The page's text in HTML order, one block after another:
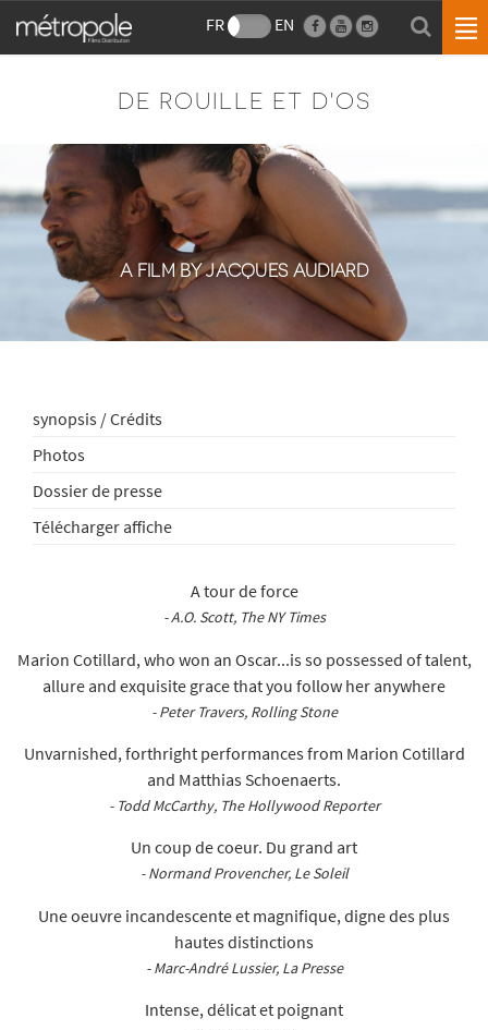
FR EN
DE ROUILLE ET D'OS
A FILM BY JACQUES AUDIARD
synopsis / Crédits
Photos
Dossier de presse
Télécharger affiche
A tour de force
- A.O. Scott, The NY Times
Marion Cotillard, who won an Oscar...is so possessed of talent,
allure and exquisite grace that you follow her anywhere
- Peter Travers, Rolling Stone
Unvarnished, forthright performances from Marion Cotillard
and Matthias Schoenaerts.
- Todd McCarthy, The Hollywood Reporter
Un coup de coeur. Du grand art
- Normand Provencher, Le Soleil
Une oeuvre incandescente et magnifique, digne des plus
hautes distinctions
- Marc-André Lussier, La Presse
Intense, délicat et poignant